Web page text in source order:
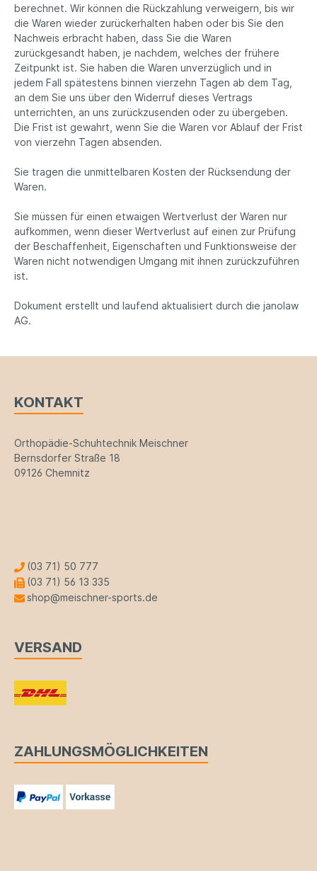
berechnet. Wir können die Rückzahlung verweigern, bis wir
die Waren wieder zurückerhalten haben oder bis Sie den
Nachweis erbracht haben, dass Sie die Waren
zurückgesandt haben, je nachdem, welches der frühere
Zeitpunkt ist. Sie haben die Waren unverzüglich und in
jedem Fall spätestens binnen vierzehn Tagen ab dem Tag,
an dem Sie uns über den Widerruf dieses Vertrags
unterrichten, an uns zurückzusenden oder zu übergeben.
Die Frist ist gewahrt, wenn Sie die Waren vor Ablauf der Frist
von vierzehn Tagen absenden.
Sie tragen die unmittelbaren Kosten der Rücksendung der
Waren.
Sie müssen für einen etwaigen Wertverlust der Waren nur
aufkommen, wenn dieser Wertverlust auf einen zur Prüfung
der Beschaffenheit, Eigenschaften und Funktionsweise der
Waren nicht notwendigen Umgang mit ihnen zurückzuführen
ist.
Dokument erstellt und laufend aktualisiert durch die janolaw
AG.
KONTAKT
Orthopädie-Schuhtechnik Meischner
Bernsdorfer Straße 18
09126 Chemnitz
(03 71) 50 777
(03 71) 56 13 335
shop@meischner-sports.de
VERSAND
ZAHLUNGSMÖGLICHKEITEN